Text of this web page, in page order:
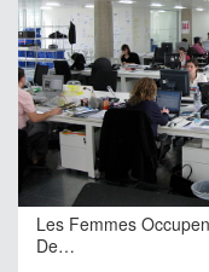
Les Femmes
De…